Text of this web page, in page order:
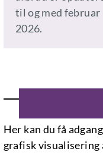
til og med februar
2026.
Her kan du få
grafisk visualisering